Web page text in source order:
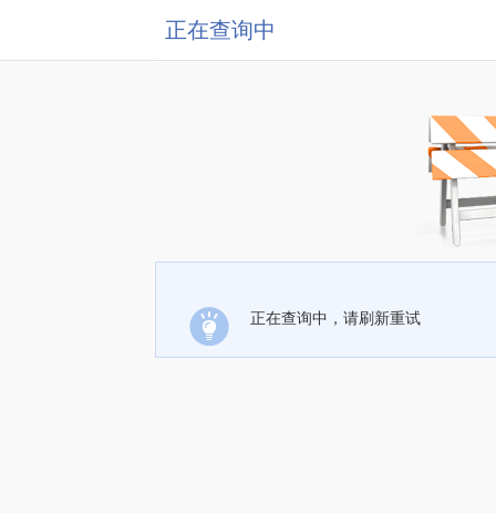
正在查询中
正在查询中，请刷新重试